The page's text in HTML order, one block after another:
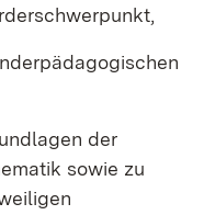
der
sowie zu